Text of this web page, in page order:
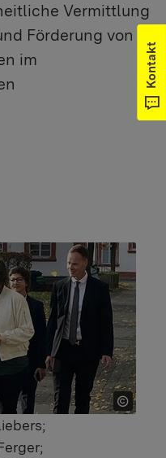
Vermittlung
Förderung von
im
Kontakt